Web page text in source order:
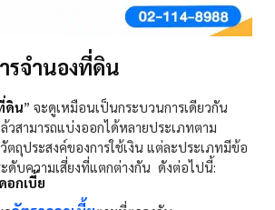
รจำนองที่ดิน
ดิน” จะดูเหมือนเป็นกระบวนการเดียวกัน
วสามารถแบ่งออกได้หลายประเภทตาม
ถุประสงค์ของการใช้เงิน แต่ละประเภทมีข้อ
ดับความเสี่ยงที่แตกต่างกัน ดังต่อไปนี้:
อกเบี้ย